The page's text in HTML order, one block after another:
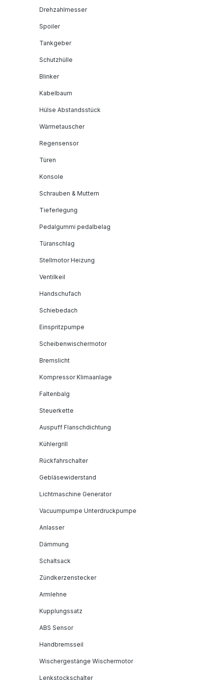
Drehzahlmesser
Spoiler
Tankgeber
Schutzhülle
Blinker
Kabelbaum
Hülse Abstandsstück
Wärmetauscher
Regensensor
Türen
Konsole
Schrauben & Muttern
Tieferlegung
Pedalgummi pedalbelag
Türanschlag
Stellmotor Heizung
Ventilkeil
Handschufach
Schiebedach
Einspritzpumpe
Scheibenwischermotor
Bremslicht
Kompressor Klimaanlage
Faltenbalg
Steuerkette
Auspuff Flanschdichtung
Kühlergrill
Rückfahrschalter
Gebläsewiderstand
Lichtmaschine Generator
Vacuumpumpe Unterdruckpumpe
Anlasser
Dämmung
Schaltsack
Zündkerzenstecker
Armlehne
Kupplungssatz
ABS Sensor
Handbremsseil
Wischergestänge Wischermotor
Lenkstockschalter